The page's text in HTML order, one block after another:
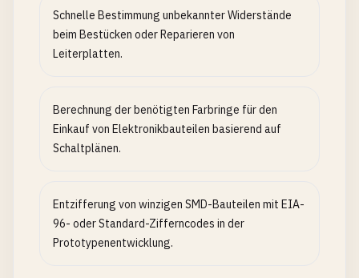
Schnelle Bestimmung unbekannter Widerstände
beim Bestücken oder Reparieren von
Leiterplatten.
Berechnung der benötigten Farbringe für den
Einkauf von Elektronikbauteilen basierend auf
Schaltplänen.
Entzifferung von winzigen SMD-Bauteilen mit EIA-
96- oder Standard-Zifferncodes in der
Prototypenentwicklung.